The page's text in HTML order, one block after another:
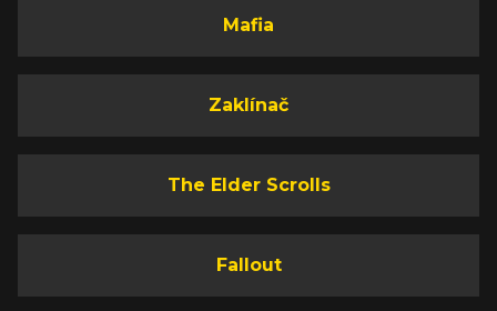
Mafia
Zaklínač
The Elder Scrolls
Fallout